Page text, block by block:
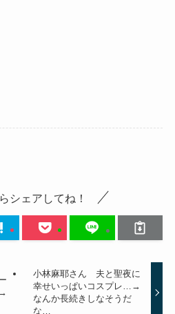
シェアしてね！
小林麻耶さん 夫と聖夜に
幸せいっぱいコスプレ…→
なんか長続きしなそうだ
な…